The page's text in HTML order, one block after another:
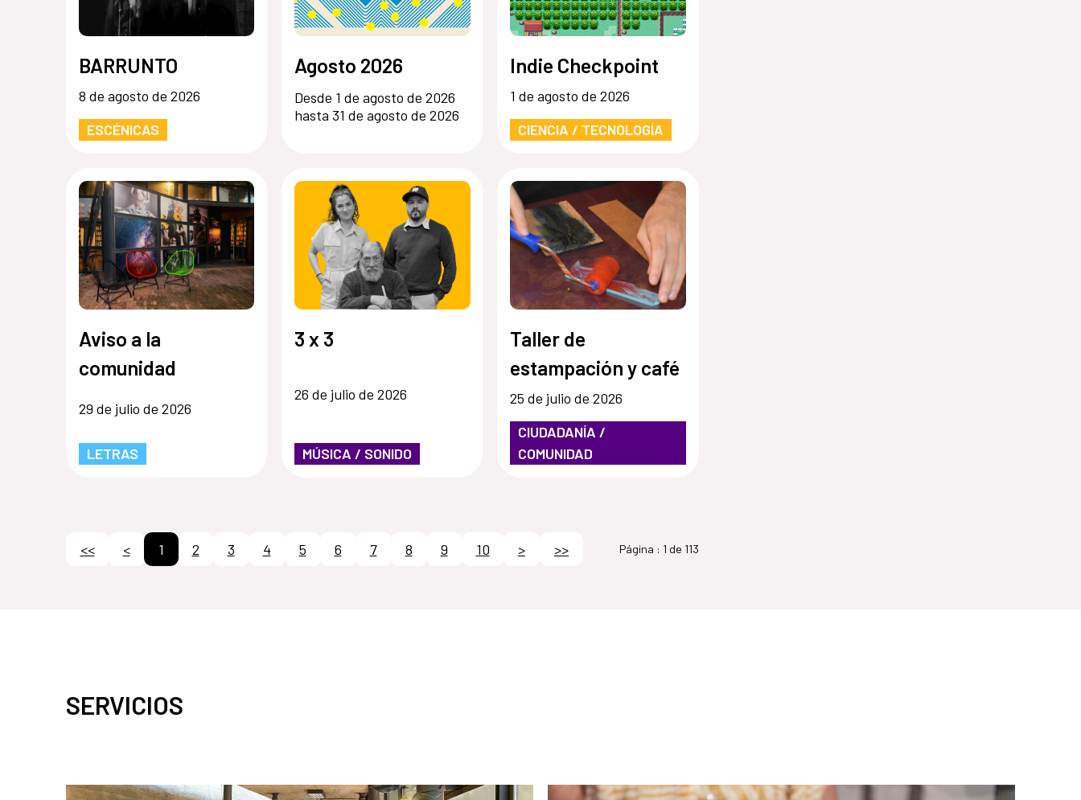
BARRUNTO
8 de agosto de 2026
ESCÉNICAS
Agosto 2026
Desde 1 de agosto de 2026
hasta 31 de agosto de 2026
Indie Checkpoint
1 de agosto de 2026
CIENCIA / TECNOLOGÍA
Aviso a la
comunidad
29 de julio de 2026
LETRAS
3 x 3
26 de julio de 2026
MÚSICA / SONIDO
Taller de
estampación y café
25 de julio de 2026
CIUDADANÍA /
COMUNIDAD
<< < 1 2 3 4 5 6 7 8 9 10 > >> Página : 1 de 113
SERVICIOS